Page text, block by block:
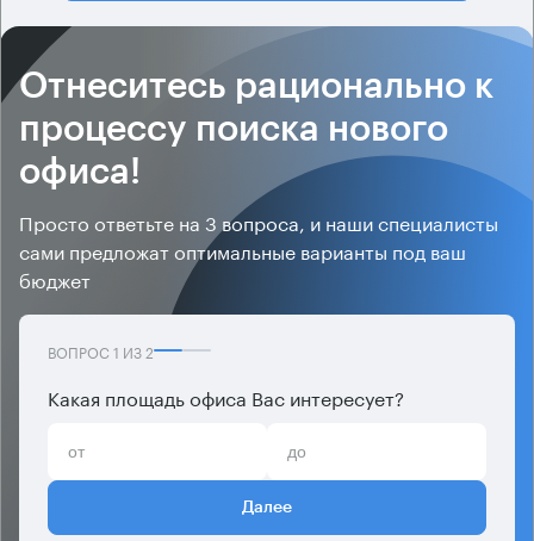
Отнеситесь рационально к
процессу поиска нового
офиса!
Просто ответьте на 3 вопроса, и наши специалисты
сами предложат оптимальные варианты под ваш
бюджет
ВОПРОС 1 ИЗ2
Какая площадь офиса Вас интересует?
Далее